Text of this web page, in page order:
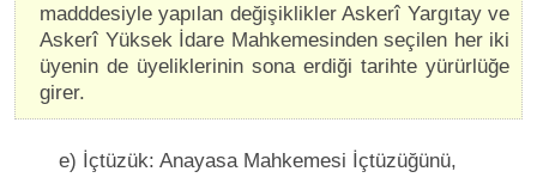
madddesiyle yapılan değişiklikler Askerî Yargıtay ve
Askerî Yüksek İdare Mahkemesinden seçilen her iki
üyenin de üyeliklerinin sona erdiği tarihte yürürlüğe
girer.
e) İçtüzük: Anayasa Mahkemesi İçtüzüğünü,